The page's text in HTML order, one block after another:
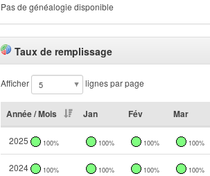
Pas de généalogie disponible
Taux de remplissage
Afficher lignes par page
Année / Mois Jan Fév Mar
2025 100% 100% 100% 100%
2024 100% 100% 100% 100%